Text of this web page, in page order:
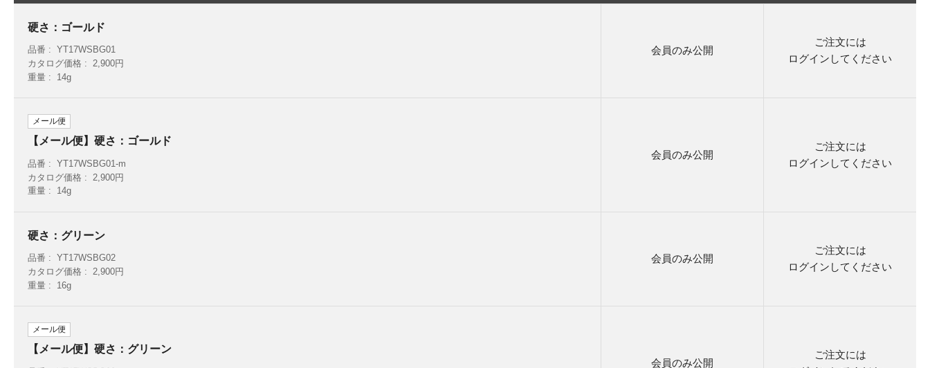
硬さ：ゴールド
品番
YT17WSBG01
カタログ価格
2,900円
重量
14g
会員のみ公開
ご注文には
ログイン してください
メール便
【メール便】硬さ：ゴールド
品番
YT17WSBG01-m
カタログ価格
2,900円
重量
14g
会員のみ公開
ご注文には
ログイン してください
硬さ：グリーン
品番
YT17WSBG02
カタログ価格
2,900円
重量
16g
会員のみ公開
ご注文には
ログイン してください
メール便
【メール便】硬さ：グリーン
会員のみ公開
ご注文には